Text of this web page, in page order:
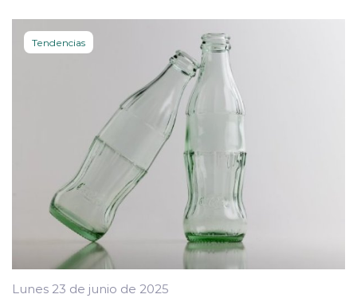
Tendencias
Lunes 23 de junio de 2025